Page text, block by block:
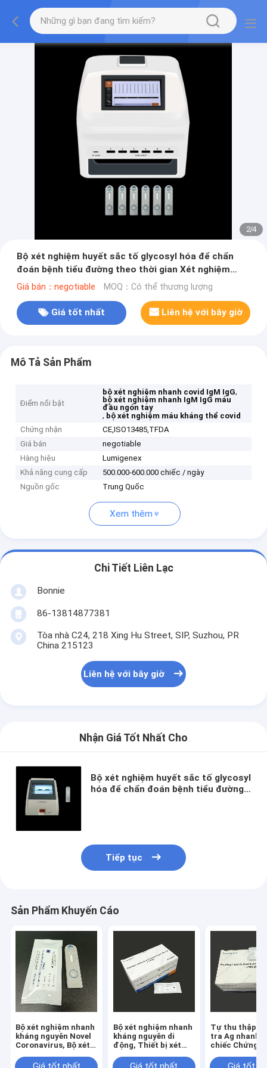
2/4
Bộ xét nghiệm huyết sắc tố glycosyl hóa để chẩn
đoán bệnh tiểu đường theo thời gian Xét nghiệm
miễn dịch sắc ký huỳnh quang được giải quyết theo
Giá bán：negotiable MOQ：Có thể thương lượng
Giá tốt nhất Liên hệ với bây giờ
Mô Tả Sản Phẩm
Điểm nổi bật
bộ xét nghiệm nhanh covid IgM IgG,
bộ xét nghiệm nhanh IgM IgG máu
đầu ngón tay
, bộ xét nghiệm máu kháng thể covid
Chứng nhận
CE,ISO13485,TFDA
Giá bán
negotiable
Hàng hiệu
Lumigenex
Khả năng cung cấp
500.000-600.000 chiếc / ngày
Nguồn gốc
Trung Quốc
Xem thêm
Chi Tiết Liên Lạc
Bonnie
86-13814877381
Tòa nhà C24, 218 Xing Hu Street, SIP, Suzhou, PR
China 215123
Liên hệ với bây giờ
Nhận Giá Tốt Nhất Cho
Bộ xét nghiệm huyết sắc tố glycosyl
hóa để chẩn đoán bệnh tiểu đường
Tiếp tục
Sản Phẩm Khuyến Cáo
Bộ xét nghiệm nhanh
kháng nguyên Novel
Coronavirus, Bộ xét
nhanh HSA
Bộ xét nghiệm nhanh
kháng nguyên di
động, Thiết bị xét
CoV-2 Ag
Tự thu thập
tra Ag nhanh
chiếc Chứng